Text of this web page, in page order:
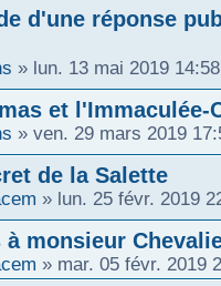
d'une réponse
» lun. 13 mai 2019 14:58
et l'Immaculée-
» ven. 29 mars 2019
de la Salette
» lun. 25 févr. 2019
à monsieur
» mar. 05 févr. 2019